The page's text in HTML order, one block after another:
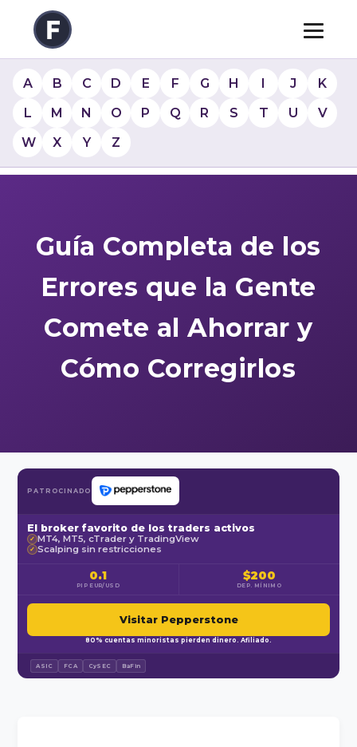
A B C D E F G H I J
K
L
M N O P Q R S T U
V
W
X Y Z
Guía Completa de los
Errores que la Gente
Comete al Ahorrar y
Cómo Corregirlos
PATROCINADO
El broker favorito de los traders activos
✓ MT4, MT5, cTrader y TradingView
✓ Scalping sin restricciones
0.1
PIP EUR/USD
$200
DEP. MÍNIMO
Visitar Pepperstone
80% cuentas minoristas pierden dinero. Afiliado.
ASIC FCA CySEC BaFin